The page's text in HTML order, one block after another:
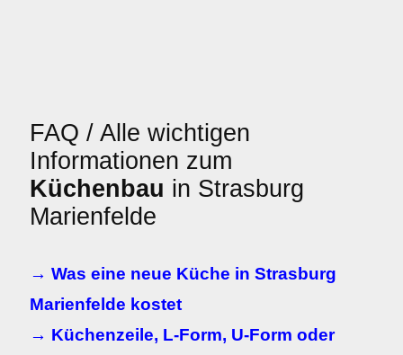
FAQ / Alle wichtigen
Informationen zum
Küchenbau in Strasburg
Marienfelde
→ Was eine neue Küche in Strasburg
Marienfelde kostet
→ Küchenzeile, L-Form, U-Form oder